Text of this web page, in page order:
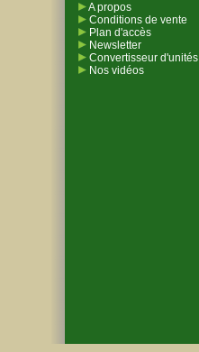
A propos
Conditions de vente
Plan d'accès
Newsletter
Convertisseur d'unités
Nos vidéos